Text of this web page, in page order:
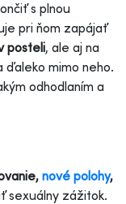
s plnou
pri ňom zapájať
posteli, ale aj na
ďaleko mimo neho.
odhodlaním a
nové polohy,
sexuálny zážitok.